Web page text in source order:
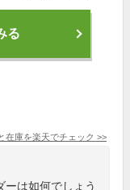
る
在庫を楽天でチェック >>
ーは如何でしょう